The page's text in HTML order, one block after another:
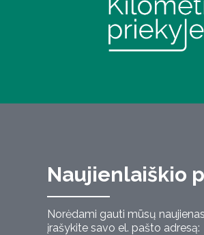
Naujienlaiškio
Norėdami gauti mūsų
įrašykite savo el. pašto adresą: